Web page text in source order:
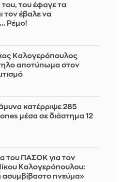
του έφαγε τα
τον έβαλε να
Ρέμο!
Καλογερόπουλος
αποτύπωμα στον
κατέρριψε 285
μέσα σε διάστημα 12
του ΠΑΣΟΚ για τον
Καλογερόπουλου:
ασυμβίβαστο πνεύμα»